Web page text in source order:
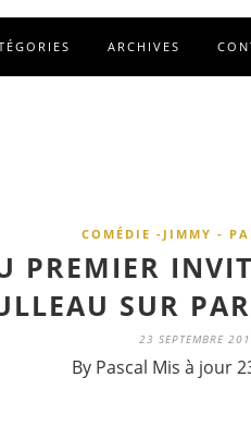
ARCHIVES
COMÉDIE -JIMMY -
PREMIER
SUR
23 SEPTEMBRE
By Pascal Mis à jour